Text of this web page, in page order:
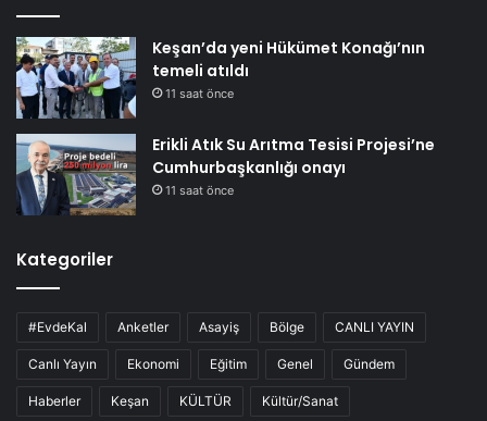
Keşan’da yeni Hükümet Konağı’nın
temeli atıldı
11 saat önce
Erikli Atık Su Arıtma Tesisi Projesi’ne
Cumhurbaşkanlığı onayı
11 saat önce
Kategoriler
#EvdeKal Anketler Asayiş Bölge CANLI YAYIN
Canlı Yayın Ekonomi Eğitim Genel Gündem
Haberler Keşan KÜLTÜR Kültür/Sanat